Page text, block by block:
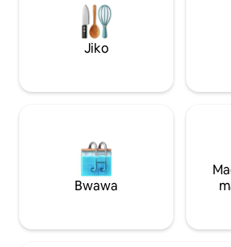
madogo umbali wa mita 500.
Jiko
Bwawa